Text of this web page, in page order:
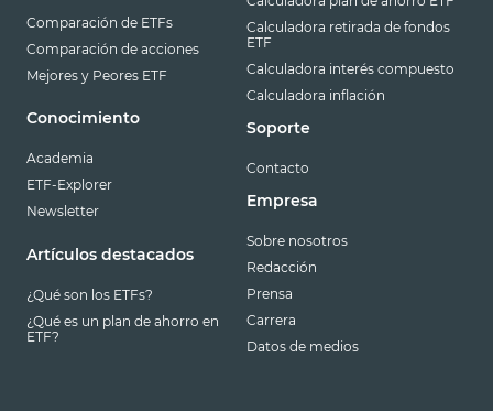
Comparación de ETFs
Comparación de acciones
Mejores y Peores ETF
Conocimiento
Academia
ETF-Explorer
Newsletter
Artículos destacados
¿Qué son los ETFs?
¿Qué es un plan de ahorro en
ETF?
Calculadora retirada de fondos
ETF
Calculadora interés compuesto
Calculadora inflación
Soporte
Contacto
Empresa
Sobre nosotros
Redacción
Prensa
Carrera
Datos de medios